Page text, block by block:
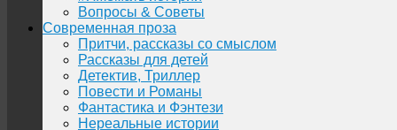
Вопросы & Советы
Современная проза
Притчи, рассказы со смыслом
Рассказы для детей
Детектив, Триллер
Повести и Романы
Фантастика и Фэнтези
Нереальные истории